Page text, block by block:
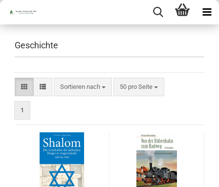
Geschichte
Sortieren nach
Sortieren nach 50 pro Seite
pro Seite
1